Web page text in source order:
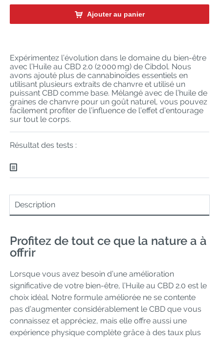
Ajouter au panier
Expérimentez l’évolution dans le domaine du bien-être
avec l’Huile au CBD 2.0 (2 000 mg) de Cibdol. Nous
avons ajouté plus de cannabinoïdes essentiels en
utilisant plusieurs extraits de chanvre et utilisé un
puissant CBD comme base. Mélangé avec de l’huile de
graines de chanvre pour un goût naturel, vous pouvez
facilement profiter de l’influence de l’effet d’entourage
sur tout le corps.
Résultat des tests :
Description
Profitez de tout ce que la nature a à
offrir
Lorsque vous avez besoin d’une amélioration
significative de votre bien-être, l’Huile au CBD 2.0 est le
choix idéal. Notre formule améliorée ne se contente
pas d’augmenter considérablement le CBD que vous
connaissez et appréciez, mais elle offre aussi une
expérience physique complète grâce à des taux plus